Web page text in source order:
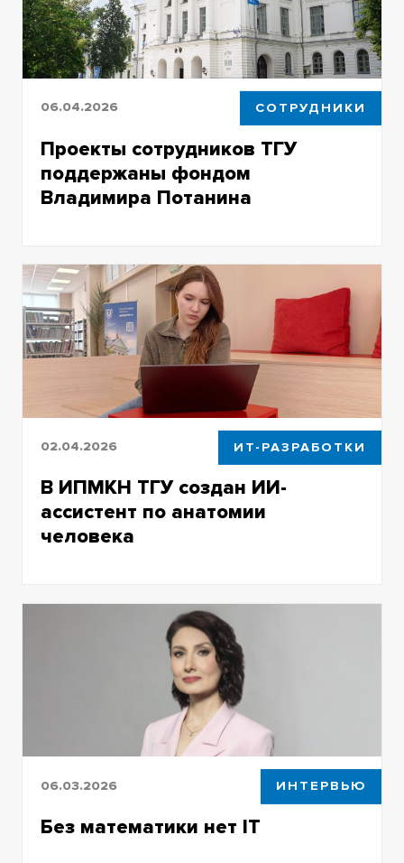
06.04.2026 СОТРУДНИКИ
Проекты сотрудников ТГУ
поддержаны фондом
Владимира Потанина
образовательных магистерских программ
02.04.2026 ИТ-РАЗРАБОТКИ
В ИПМКН ТГУ создан ИИ-
ассистент по анатомии
человека
профессиональной базы данных поможет
студентам-медикам
06.03.2026 ИНТЕРВЬЮ
Без математики нет IT